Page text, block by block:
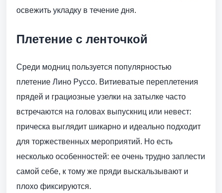
освежить укладку в течение дня.
Плетение с ленточкой
Среди модниц пользуется популярностью
плетение Лино Руссо. Витиеватые переплетения
прядей и грациозные узелки на затылке часто
встречаются на головах выпускниц или невест:
прическа выглядит шикарно и идеально подходит
для торжественных мероприятий. Но есть
несколько особенностей: ее очень трудно заплести
самой себе, к тому же пряди выскальзывают и
плохо фиксируются.